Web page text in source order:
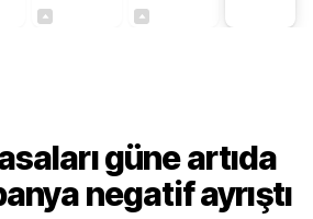
güne artıda
negatif ayrıştı